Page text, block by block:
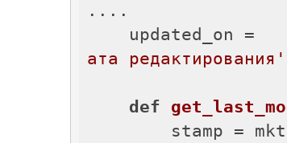
....
updated_on
ата редактирования'
def